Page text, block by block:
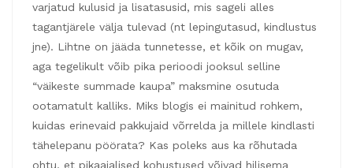
varjatud kulusid ja lisatasusid, mis sageli alles
tagantjärele välja tulevad (nt lepingutasud, kindlustus
jne). Lihtne on jääda tunnetesse, et kõik on mugav,
aga tegelikult võib pika perioodi jooksul selline
“väikeste summade kaupa” maksmine osutuda
ootamatult kalliks. Miks blogis ei mainitud rohkem,
kuidas erinevaid pakkujaid võrrelda ja millele kindlasti
tähelepanu pöörata? Kas poleks aus ka rõhutada
ohtu, et pikaajalised kohustused võivad hilisema